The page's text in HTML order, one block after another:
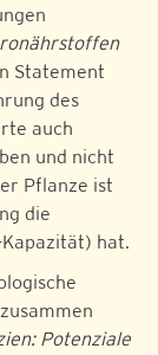
Statement
des
auch
und nicht
Pflanze ist
die
hat.
Potenziale